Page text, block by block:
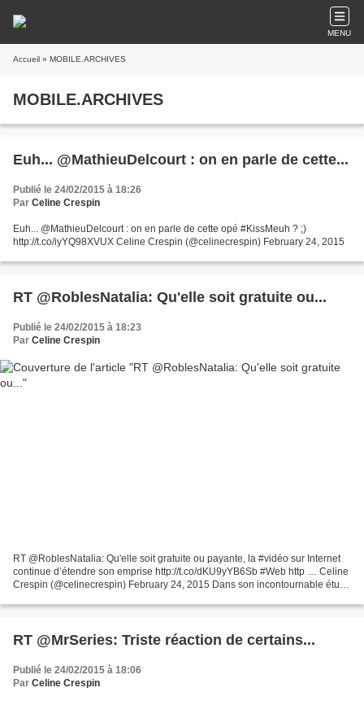
MENU
Accueil » MOBILE.ARCHIVES
MOBILE.ARCHIVES
Euh... @MathieuDelcourt : on en parle de cette...
Publié le 24/02/2015 à 18:26
Par Celine Crespin
Euh... @MathieuDelcourt : on en parle de cette opé #KissMeuh ? ;)
http://t.co/iyYQ98XVUX Celine Crespin (@celinecrespin) February 24, 2015
RT @RoblesNatalia: Qu'elle soit gratuite ou...
Publié le 24/02/2015 à 18:23
Par Celine Crespin
RT @RoblesNatalia: Qu'elle soit gratuite ou payante, la #vidéo sur Internet
continue d’étendre son emprise http://t.co/dKU9yYB6Sb #Web http … Celine
Crespin (@celinecrespin) February 24, 2015 Dans son incontournable étude
RT @MrSeries: Triste réaction de certains...
Publié le 24/02/2015 à 18:06
Par Celine Crespin